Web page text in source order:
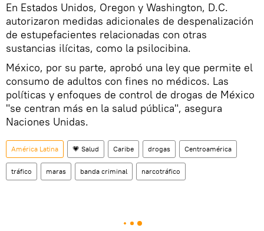
En Estados Unidos, Oregon y Washington, D.C.
autorizaron medidas adicionales de despenalización
de estupefacientes relacionadas con otras
sustancias ilícitas, como la psilocibina.
México, por su parte, aprobó una ley que permite el
consumo de adultos con fines no médicos. Las
políticas y enfoques de control de drogas de México
"se centran más en la salud pública", asegura
Naciones Unidas.
América Latina 💗 Salud Caribe drogas Centroamérica
tráfico maras banda criminal narcotráfico